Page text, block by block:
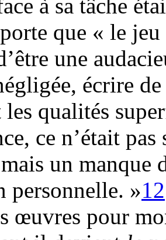
à sa tâche
que « le
une
écrire
les qualités
ce n’était
un manque
personnelle. »12
œuvres pour